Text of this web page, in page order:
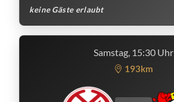
keine Gäste erlaubt
Samstag, 15:30 Uhr
193km